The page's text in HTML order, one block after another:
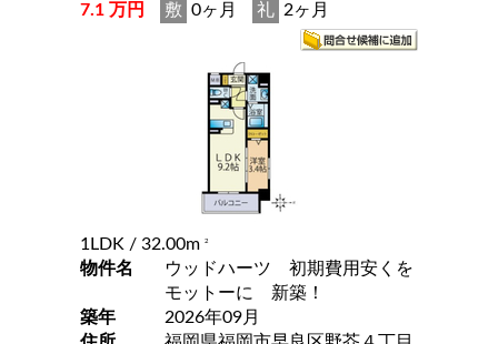
7.1 万円 敷 0ヶ月 礼 2ヶ月
1LDK / 32.00m 2
物件名
ウッドハーツ 初期費用安くを
モットーに 新築！
築年
2026年09月